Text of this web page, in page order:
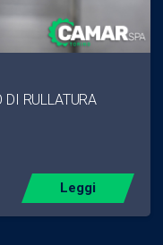
DI RULLATURA
Leggi